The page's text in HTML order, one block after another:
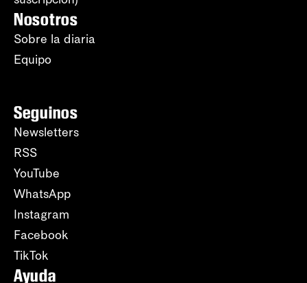
Nosotros
Sobre la diaria
Equipo
Seguinos
Newsletters
RSS
YouTube
WhatsApp
Instagram
Facebook
TikTok
Ayuda